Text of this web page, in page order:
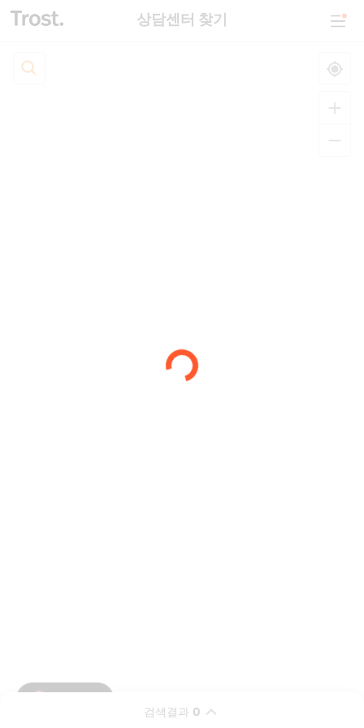
상담센터 찾기
검색결과 0